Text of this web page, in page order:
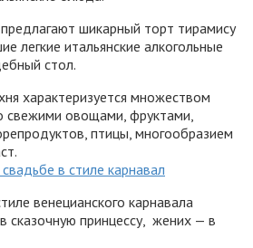
шикарный торт тирамису
легкие итальянские алкогольные
стол.
характеризуется множеством
свежими овощами, фруктами,
птицы, многообразием
венецианского карнавала
сказочную принцессу, жених — в